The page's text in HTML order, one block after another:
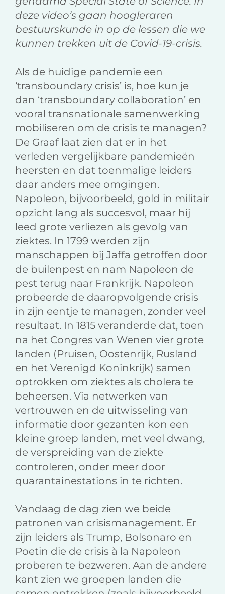
deze video’s gaan hoogleraren
bestuurskunde in op de lessen die we
kunnen trekken uit de Covid-19-crisis.
Als de huidige pandemie een
‘transboundary crisis’ is, hoe kun je
dan ‘transboundary collaboration’ en
vooral transnationale samenwerking
mobiliseren om de crisis te managen?
De Graaf laat zien dat er in het
verleden vergelijkbare pandemieën
heersten en dat toenmalige leiders
daar anders mee omgingen.
Napoleon, bijvoorbeeld, gold in militair
opzicht lang als succesvol, maar hij
leed grote verliezen als gevolg van
ziektes. In 1799 werden zijn
manschappen bij Jaffa getroffen door
de builenpest en nam Napoleon de
pest terug naar Frankrijk. Napoleon
probeerde de daaropvolgende crisis
in zijn eentje te managen, zonder veel
resultaat. In 1815 veranderde dat, toen
na het Congres van Wenen vier grote
landen (Pruisen, Oostenrijk, Rusland
en het Verenigd Koninkrijk) samen
optrokken om ziektes als cholera te
beheersen. Via netwerken van
vertrouwen en de uitwisseling van
informatie door gezanten kon een
kleine groep landen, met veel dwang,
de verspreiding van de ziekte
controleren, onder meer door
quarantainestations in te richten.
Vandaag de dag zien we beide
patronen van crisismanagement. Er
zijn leiders als Trump, Bolsonaro en
Poetin die de crisis à la Napoleon
proberen te bezweren. Aan de andere
kant zien we groepen landen die